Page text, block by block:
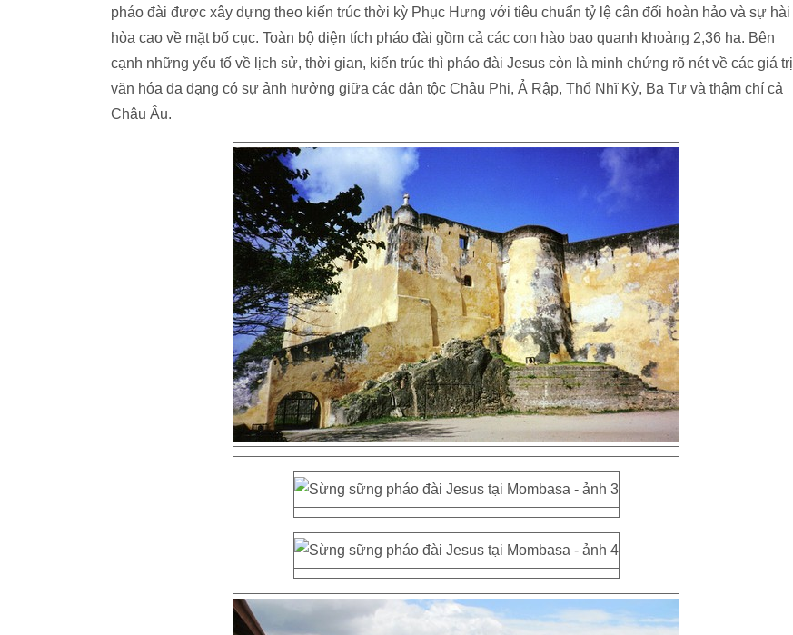
pháo đài được xây dựng theo kiến trúc thời kỳ Phục Hưng với tiêu chuẩn tỷ lệ cân đối hoàn hảo và sự hài
hòa cao về mặt bố cục. Toàn bộ diện tích pháo đài gồm cả các con hào bao quanh khoảng 2,36 ha. Bên
cạnh những yếu tố về lịch sử, thời gian, kiến trúc thì pháo đài Jesus còn là minh chứng rõ nét về các giá trị
văn hóa đa dạng có sự ảnh hưởng giữa các dân tộc Châu Phi, Ả Rập, Thổ Nhĩ Kỳ, Ba Tư và thậm chí cả
Châu Âu.